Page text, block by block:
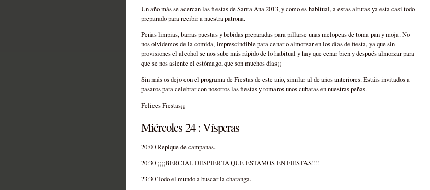
Un año más se acercan las fiestas de Santa Ana 2013, y como es habitual, a estas alturas ya esta casi todo
preparado para recibir a nuestra patrona.
Peñas limpias, barras puestas y bebidas preparadas para pillarse unas melopeas de toma pan y moja. No
nos olvidemos de la comida, imprescindible para cenar o almorzar en los días de fiesta, ya que sin
provisiones el alcohol se nos sube más rápido de lo habitual y hay que cenar bien y después almorzar para
que se nos asiente el estómago, que son muchos días¡¡
Sin más os dejo con el programa de Fiestas de este año, similar al de años anteriores. Estáis invitados a
pasaros para celebrar con nosotros las fiestas y tomaros unos cubatas en nuestras peñas.
Felices Fiestas¡¡
Miércoles 24 : Vísperas
20:00 Repique de campanas.
20:30 ¡¡¡¡BERCIAL DESPIERTA QUE ESTAMOS EN FIESTAS!!!!
23:30 Todo el mundo a buscar la charanga.